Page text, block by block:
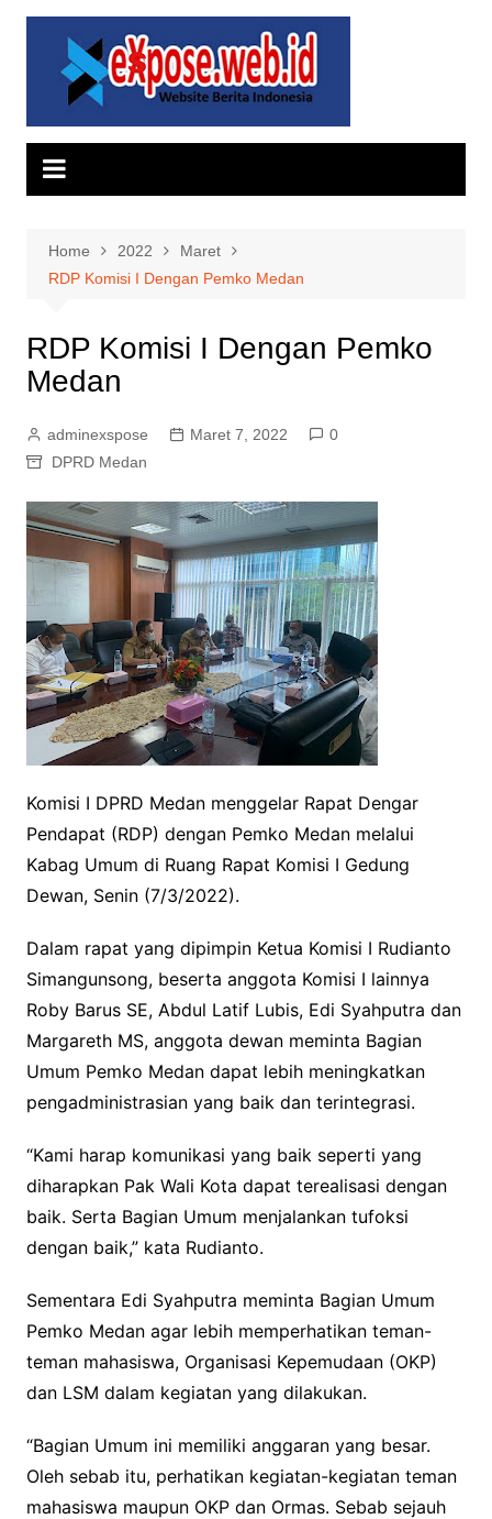
Skip
Home 2022
Maret
RDP Komisi I Dengan Pemko Medan
RDP Komisi I Dengan Pemko
Medan
adminexspose Maret 7, 2022
0
DPRD Medan
Komisi I DPRD Medan menggelar Rapat Dengar
Pendapat (RDP) dengan Pemko Medan melalui
Kabag Umum di Ruang Rapat Komisi I Gedung
Dewan, Senin (7/3/2022).
Dalam rapat yang dipimpin Ketua Komisi I Rudianto
Simangunsong, beserta anggota Komisi I lainnya
Roby Barus SE, Abdul Latif Lubis, Edi Syahputra dan
Margareth MS, anggota dewan meminta Bagian
Umum Pemko Medan dapat lebih meningkatkan
pengadministrasian yang baik dan terintegrasi.
“Kami harap komunikasi yang baik seperti yang
diharapkan Pak Wali Kota dapat terealisasi dengan
baik. Serta Bagian Umum menjalankan tufoksi
dengan baik,” kata Rudianto.
Sementara Edi Syahputra meminta Bagian Umum
Pemko Medan agar lebih memperhatikan teman-
teman mahasiswa, Organisasi Kepemudaan (OKP)
dan LSM dalam kegiatan yang dilakukan.
“Bagian Umum ini memiliki anggaran yang besar.
Oleh sebab itu, perhatikan kegiatan-kegiatan teman
mahasiswa maupun OKP dan Ormas. Sebab sejauh